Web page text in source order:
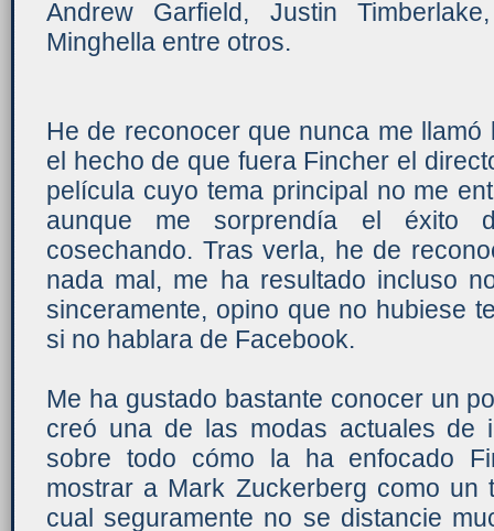
Andrew Garfield, Justin
Minghella entre otros.
He de reconocer que nunca me
el hecho de que fuera Fincher el
película cuyo tema principal no me
aunque me sorprendía el éxito
cosechando. Tras verla, he de
nada mal, me ha resultado incluso
sinceramente, opino que no hubiese
si no hablara de Facebook.
Me ha gustado bastante conocer un
creó una de las modas actuales de
sobre todo cómo la ha enfocado
mostrar a Mark Zuckerberg como un
cual seguramente no se distancie